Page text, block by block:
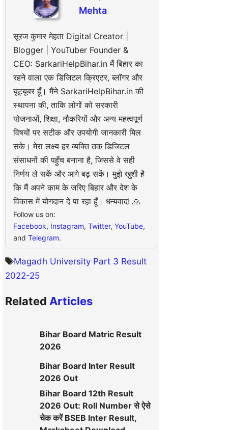
Mehta
सूरज कुमार मेहता Digital Creator |
Blogger | YouTuber Founder &
CEO: SarkariHelpBihar.in मैं बिहार का
रहने वाला एक डिजिटल क्रिएटर, ब्लॉगर और
यूट्यूबर हूँ। मैंने SarkariHelpBihar.in की
स्थापना की, ताकि लोगों को सरकारी
योजनाओं, शिक्षा, नौकरियों और अन्य महत्वपूर्ण
विषयों पर सटीक और उपयोगी जानकारी मिल
सके। मेरा लक्ष्य हर व्यक्ति तक डिजिटल
संसाधनों की पहुँच बनाना है, जिससे वे सही
निर्णय ले सकें और आगे बढ़ सकें। मुझे खुशी है
कि मैं अपने काम के जरिए बिहार और देश के
विकास में योगदान दे पा रहा हूँ। धन्यवाद! 🙏
Follow us on:
Facebook, Instagram, Twitter, YouTube,
and Telegram.
Magadh University Part 3 Result
2022-25
Related Articles
Bihar Board Matric Result
2026
Bihar Board Inter Result
2026 Out
Bihar Board 12th Result
2026 Out: Roll Number से ऐसे
चेक करें BSEB Inter Result,